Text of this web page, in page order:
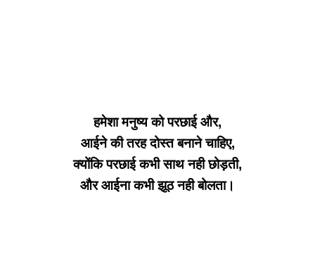
हमेशा मनुष्य को परछाई और,
आईने की तरह दोस्त बनाने चाहिए,
क्योंकि परछाई कभी साथ नही छोड़ती,
और आईना कभी झूठ नही बोलता।